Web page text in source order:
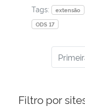
Tags:
extensão
ODS 17
Filtro por